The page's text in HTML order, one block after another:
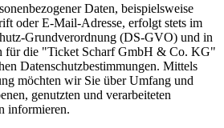
Daten, beispielsweise
oder E-Mail-Adresse, erfolgt stets im
Grundverordnung (DS-GVO) und in
für die "Ticket Scharf GmbH & Co. KG"
Datenschutzbestimmungen. Mittels
möchten wir Sie über Umfang und
genutzten und verarbeiteten
informieren.